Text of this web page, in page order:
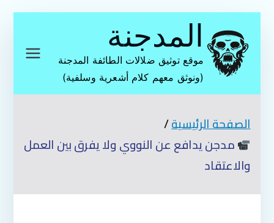
المحتوى
المدجنة
موقع توثيق ضلالات الطائفة المدجنة
(ونوثق معهم كلام أشعرية وسلفية)
الصفحة الرئيسية
مدجن يدافع عن النووي ولا يفرق بين العمل
والاعتقاد